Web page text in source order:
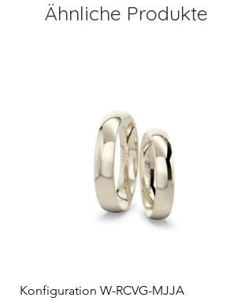
Ähnliche Produkte
Konfiguration W-RCVG-MJJA